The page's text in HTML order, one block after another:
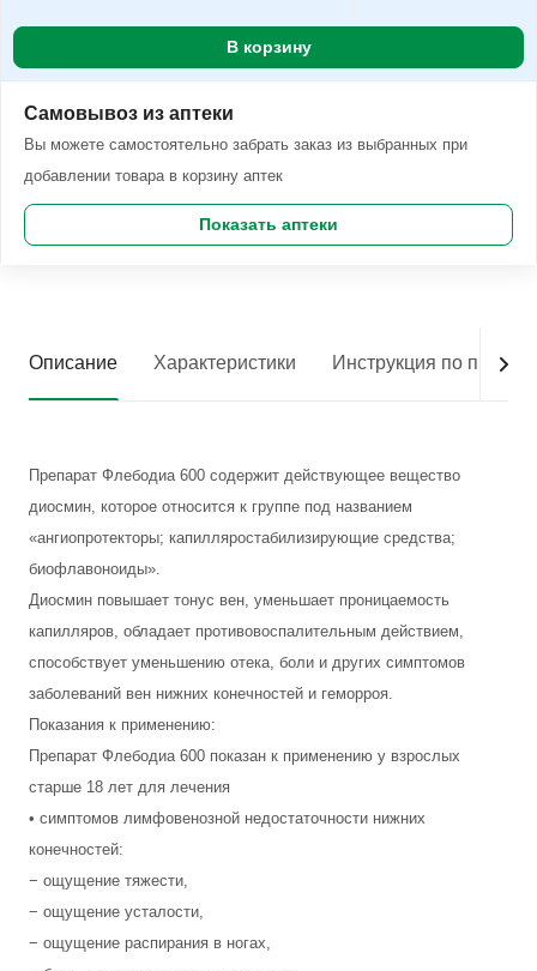
В корзину
Самовывоз из аптеки
Вы можете самостоятельно забрать заказ из выбранных при
добавлении товара в корзину аптек
Показать аптеки
Описание Характеристики Инструкция по
Препарат Флебодиа 600 содержит действующее вещество
диосмин, которое относится к группе под названием
«ангиопротекторы; капилляростабилизирующие средства;
биофлавоноиды».
Диосмин повышает тонус вен, уменьшает проницаемость
капилляров, обладает противовоспалительным действием,
способствует уменьшению отека, боли и других симптомов
заболеваний вен нижних конечностей и геморроя.
Показания к применению:
Препарат Флебодиа 600 показан к применению у взрослых
старше 18 лет для лечения
• симптомов лимфовенозной недостаточности нижних
конечностей:
− ощущение тяжести,
− ощущение усталости,
− ощущение распирания в ногах,